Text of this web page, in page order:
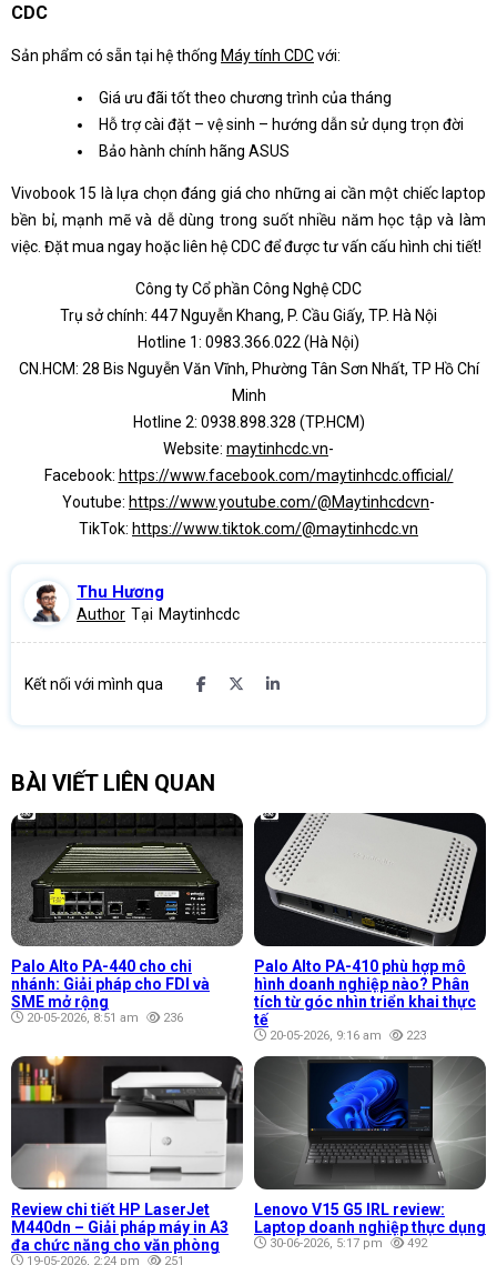
CDC
Sản phẩm có sẵn tại hệ thống Máy tính CDCvới:
Giá ưu đãi tốt theo chương trình của tháng
Hỗ trợ cài đặt – vệ sinh – hướng dẫn sử dụng trọn đời
Bảo hành chính hãng ASUS
Vivobook 15 là lựa chọn đáng giá cho những ai cần một chiếc laptop
bền bỉ, mạnh mẽ và dễ dùng trong suốt nhiều năm học tập và làm
việc. Đặt mua ngay hoặc liên hệ CDC để được tư vấn cấu hình chi tiết!
Công ty Cổ phần Công Nghệ CDC
Trụ sở chính: 447 Nguyễn Khang, P. Cầu Giấy, TP. Hà Nội
Hotline 1: 0983.366.022 (Hà Nội)
CN.HCM: 28 Bis Nguyễn Văn Vĩnh, Phường Tân Sơn Nhất, TP Hồ Chí
Minh
Hotline 2: 0938.898.328 (TP.HCM)
Website: maytinhcdc.vn-
Facebook: https://www.facebook.com/maytinhcdc.official/
Youtube: https://www.youtube.com/@Maytinhcdcvn-
TikTok: https://www.tiktok.com/@maytinhcdc.vn
Thu Hương
Author Tại Maytinhcdc
Kết nối với mình qua
BÀI VIẾT LIÊN QUAN
Palo Alto PA-440 cho chi
nhánh: Giải pháp cho FDI và
SME mở rộng
20-05-2026, 8:51 am 236
Palo Alto PA-410 phù hợp mô
hình doanh nghiệp nào? Phân
tích từ góc nhìn triển khai thực
tế
20-05-2026, 9:16 am 223
Review chi tiết HP LaserJet
M440dn – Giải pháp máy in A3
đa chức năng cho văn phòng
19-05-2026, 2:24 pm 251
Lenovo V15 G5 IRL review:
Laptop doanh nghiệp thực dụng
30-06-2026, 5:17 pm 492